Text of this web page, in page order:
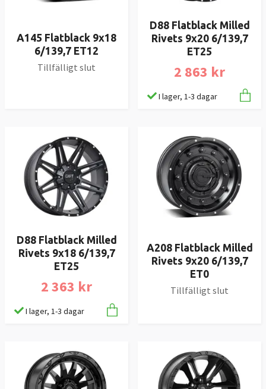
A145 Flatblack 9x18
6/139,7 ET12
Tillfälligt slut
D88 Flatblack Milled
Rivets 9x20 6/139,7
ET25
2 863 kr
I lager, 1-3 dagar
D88 Flatblack Milled
Rivets 9x18 6/139,7
ET25
2 363 kr
I lager, 1-3 dagar
A208 Flatblack Milled
Rivets 9x20 6/139,7
ET0
Tillfälligt slut